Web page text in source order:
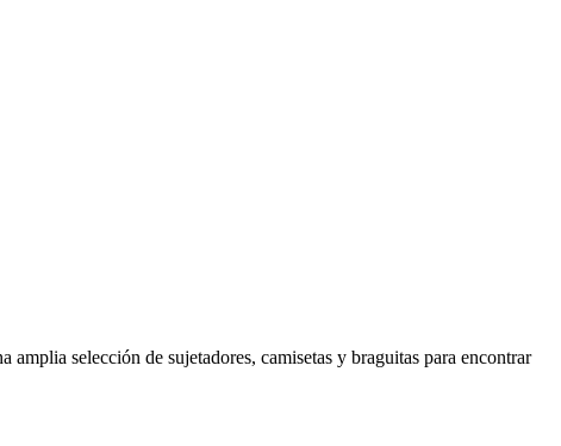
selección de sujetadores, camisetas y braguitas para encontrar